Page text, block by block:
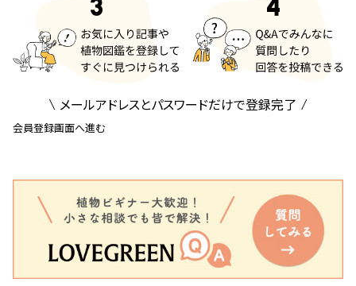
メールアドレスとパスワードだけで登録完了
会員登録画面へ進む